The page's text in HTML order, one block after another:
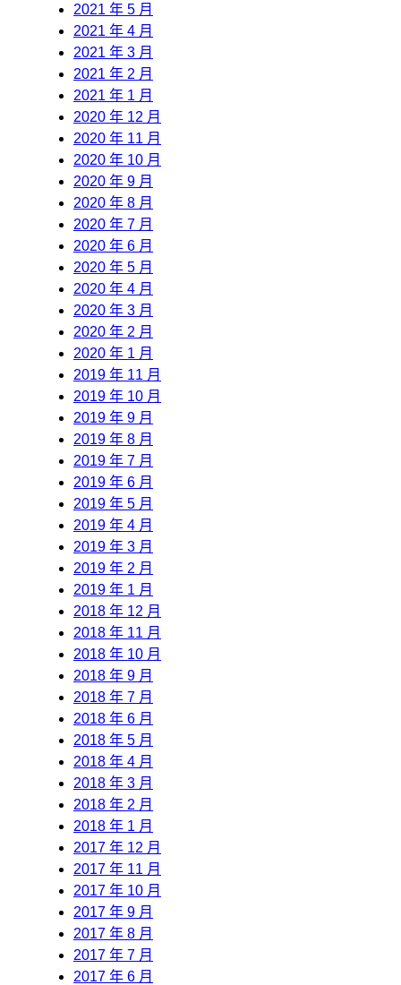
2021 年 5 月
2021 年 4 月
2021 年 3 月
2021 年 2 月
2021 年 1 月
2020 年 12 月
2020 年 11 月
2020 年 10 月
2020 年 9 月
2020 年 8 月
2020 年 7 月
2020 年 6 月
2020 年 5 月
2020 年 4 月
2020 年 3 月
2020 年 2 月
2020 年 1 月
2019 年 11 月
2019 年 10 月
2019 年 9 月
2019 年 8 月
2019 年 7 月
2019 年 6 月
2019 年 5 月
2019 年 4 月
2019 年 3 月
2019 年 2 月
2019 年 1 月
2018 年 12 月
2018 年 11 月
2018 年 10 月
2018 年 9 月
2018 年 7 月
2018 年 6 月
2018 年 5 月
2018 年 4 月
2018 年 3 月
2018 年 2 月
2018 年 1 月
2017 年 12 月
2017 年 11 月
2017 年 10 月
2017 年 9 月
2017 年 8 月
2017 年 7 月
2017 年 6 月